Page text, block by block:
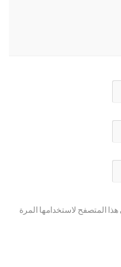
المتصفح لاستخدامها المرة